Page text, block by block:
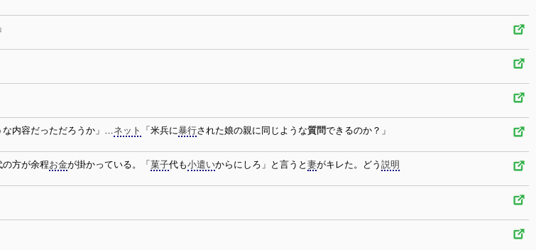
な内容だっただろうか」…ネット 「米兵に暴行された娘の親に同じような質問できるのか？」
の方が余程お金が掛かっている。「 菓子代も小遣いからにしろ」と言うと 妻がキレた。どう 説明